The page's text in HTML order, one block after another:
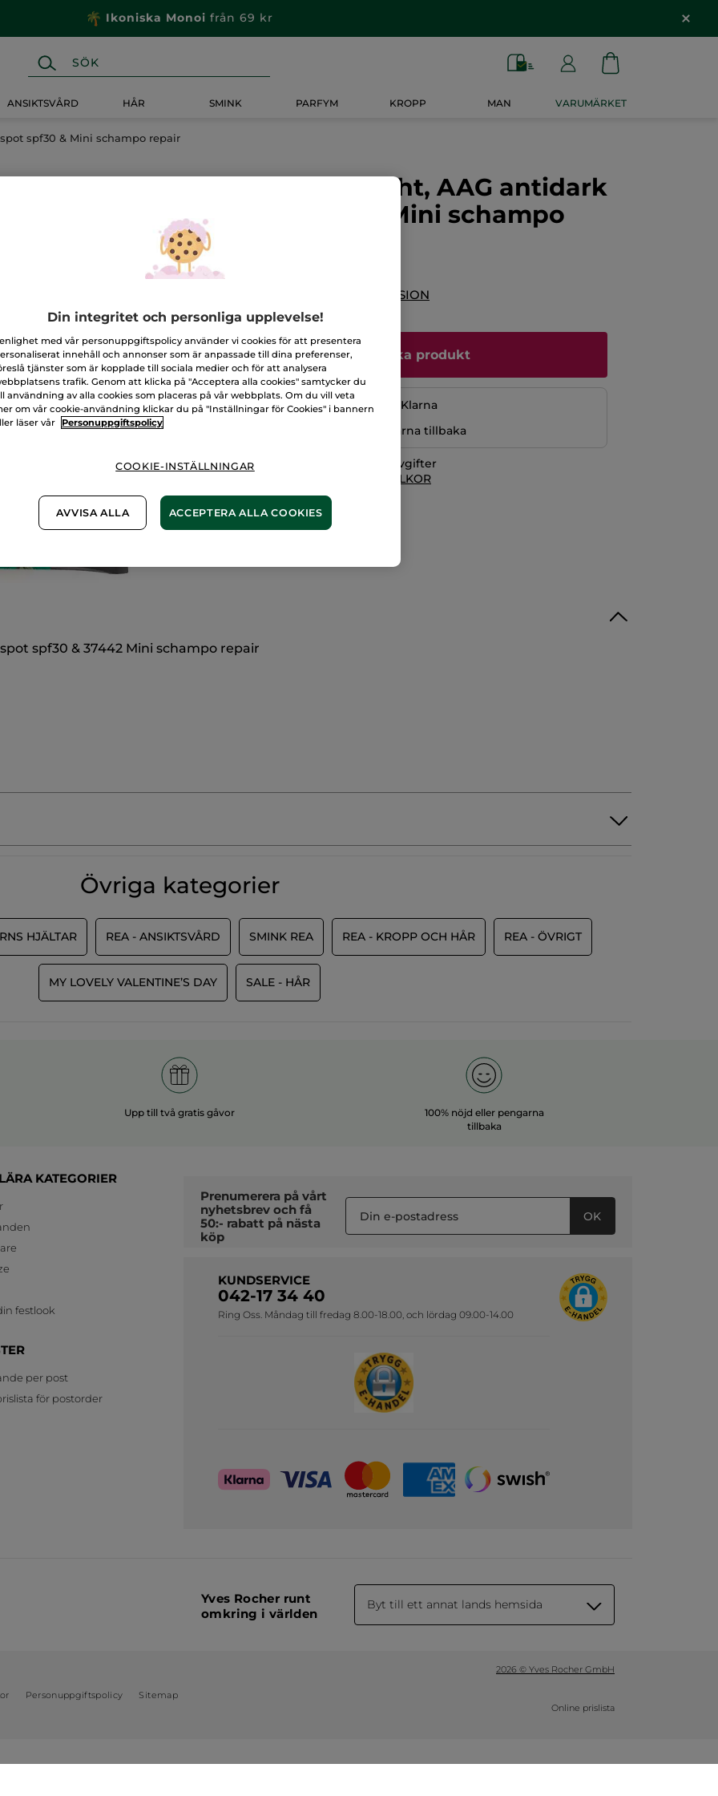
Ikoniska Monoi från 69 kr
ANSIKTSVÅRD HÅR SMINK PARFYM KROPP MAN VARUMÄRKET
spf30 & Mini schampo repair
Mini Filler Night, AAG antidark
spot spf30 & Mini schampo
Inget
omdöme
LÄGG TILL RECENSION
Bevaka produkt
Säker betalning med Klarna
100% nöjd eller pengarna tillbaka
Frakt- och expeditionsavgifter
LÄS MER I VÅRA KÖPVILLKOR
spf30 & 37442 Mini schampo repair
Övriga kategorier
HJÄLTAR REA - ANSIKTSVÅRD SMINK REA REA - KROPP OCH HÅR REA - ÖVRIGT
MY LOVELY VALENTINE’S DAY SALE - HÅR
Upp till två gratis gåvor
100% nöjd eller pengarna
tillbaka
KATEGORIER
festlook
per post
för postorder
Prenumerera på vårt
nyhetsbrev och få
50:- rabatt på nästa
köp
OK
KUNDSERVICE
042-17 34 40
Ring Oss. Måndag till fredag 8.00-18.00, och lördag 09.00-14.00
Yves Rocher runt
omkring i världen
Byt till ett annat lands hemsida
Personuppgiftspolicy Sitemap
2026 © Yves Rocher GmbH
Online prislista
Din integritet och personliga upplevelse!
med vår personuppgiftspolicy använder vi cookies för att presentera
innehåll och annonser som är anpassade till dina preferenser,
tjänster som är kopplade till sociala medier och för att analysera
trafik. Genom att klicka på "Acceptera alla cookies" samtycker du
användning av alla cookies som placeras på vår webbplats. Om du vill veta
om vår cookie-användning klickar du på "Inställningar för Cookies" i bannern
läser vår
Personuppgiftspolicy
COOKIE-INSTÄLLNINGAR
AVVISA ALLA ACCEPTERA ALLA COOKIES